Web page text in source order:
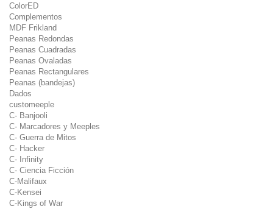
ColorED
Complementos
MDF Frikland
Peanas Redondas
Peanas Cuadradas
Peanas Ovaladas
Peanas Rectangulares
Peanas (bandejas)
Dados
customeeple
C- Banjooli
C- Marcadores y Meeples
C- Guerra de Mitos
C- Hacker
C- Infinity
C- Ciencia Ficción
C-Malifaux
C-Kensei
C-Kings of War